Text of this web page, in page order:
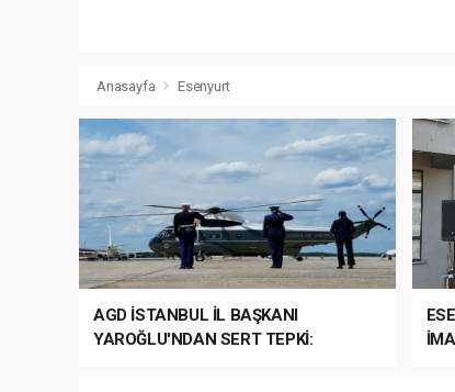
Anasayfa Esenyurt
AGD İSTANBUL İL BAŞKANI
YAROĞLU'NDAN SERT TEPKİ: